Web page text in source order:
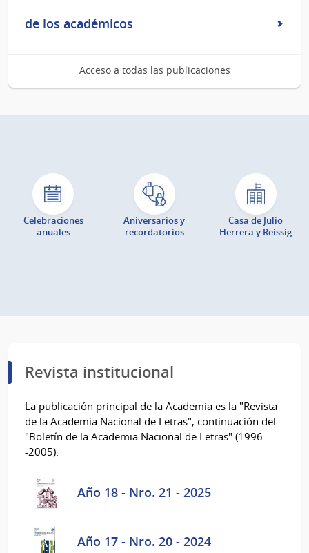
de los académicos
Acceso a todas las publicaciones
Celebraciones
anuales
Aniversarios y
recordatorios
Casa de Julio
Herrera y Reissig
Revista institucional
La publicación principal de la Academia es la "Revista
de la Academia Nacional de Letras", continuación del
"Boletín de la Academia Nacional de Letras" (1996
-2005).
Año 18 - Nro. 21 - 2025
Año 17 - Nro. 20 - 2024